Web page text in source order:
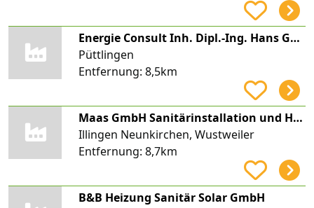
Energie Consult Inh. Dipl.-Ing. Hans Georg Müller Energieconsulting
Püttlingen
Entfernung: 8,5km
Maas GmbH Sanitärinstallation und Heizungstechnik
Illingen Neunkirchen, Wustweiler
Entfernung: 8,7km
B&B Heizung Sanitär Solar GmbH